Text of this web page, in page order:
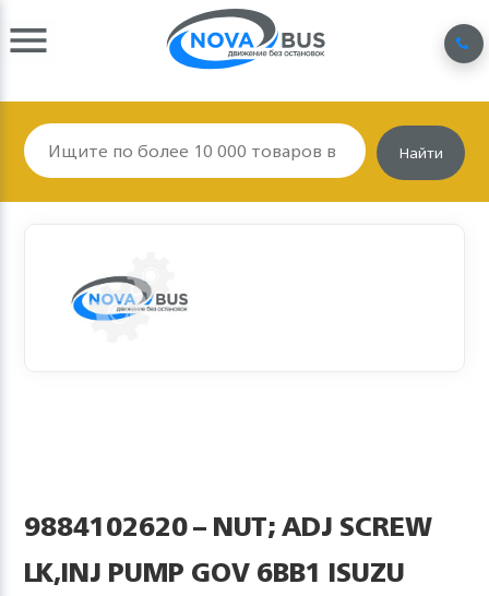
Найти
9884102620 – NUT; ADJ SCREW
LK,INJ PUMP GOV 6BB1 ISUZU